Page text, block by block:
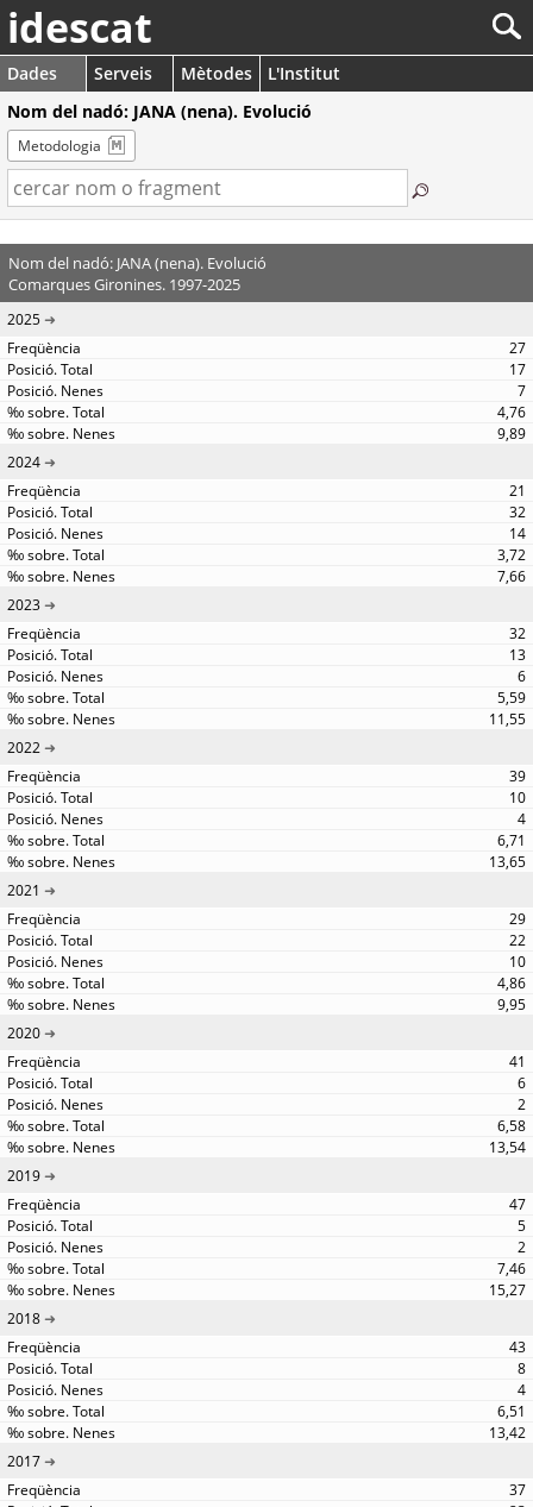
idescat
Dades Serveis Mètodes
L'Institut
Nom del nadó: JANA (nena). Evolució
Metodologia
Nom del nadó: JANA (nena). Evolució
Comarques Gironines. 1997-2025
2025
27
17
7
4,76
9,89
2024
21
32
14
3,72
7,66
2023
32
13
6
5,59
11,55
2022
39
10
4
6,71
13,65
2021
29
22
10
4,86
9,95
2020
41
6
2
6,58
13,54
2019
47
5
2
7,46
15,27
2018
43
8
4
6,51
13,42
2017
37